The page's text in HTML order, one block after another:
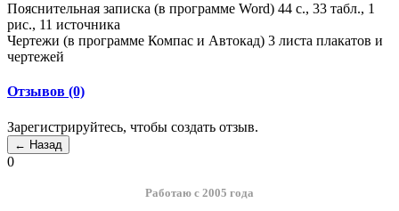
Пояснительная записка (в программе Word) 44 с., 33 табл., 1
рис., 11 источника
Чертежи (в программе Компас и Автокад) 3 листа плакатов и
чертежей
Отзывов (0)
Зарегистрируйтесь, чтобы создать отзыв.
0
Работаю с 2005 года